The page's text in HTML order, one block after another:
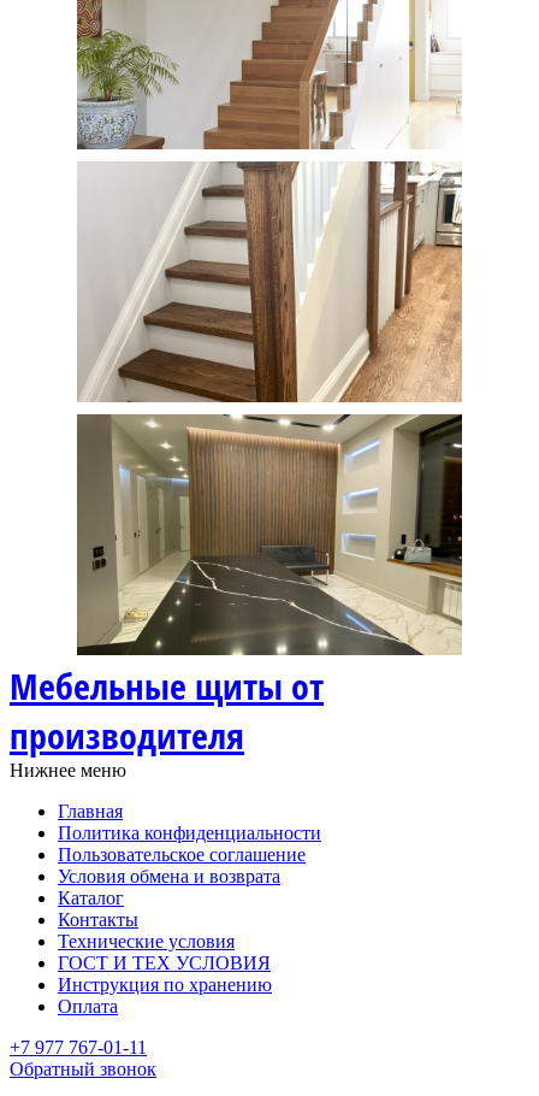
Мебельные щиты от
производителя
Нижнее меню
Главная
Политика конфиденциальности
Пользовательское соглашение
Условия обмена и возврата
Каталог
Контакты
Технические условия
ГОСТ И ТЕХ УСЛОВИЯ
Инструкция по хранению
Оплата
+7 977 767-01-11
Обратный звонок